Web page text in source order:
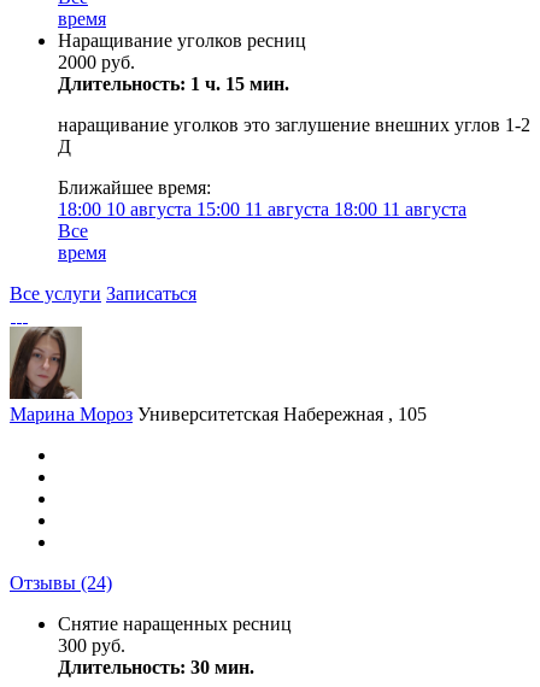
время
Наращивание уголков ресниц
2000 руб.
Длительность: 1 ч. 15 мин.
наращивание уголков это заглушение внешних углов 1-2
Д
Ближайшее время:
18:00 10 августа 15:00 11 августа 18:00 11 августа
Все
время
Все услуги Записаться
Марина Мороз Университетская Набережная , 105
Отзывы (24)
Снятие наращенных ресниц
300 руб.
Длительность: 30 мин.